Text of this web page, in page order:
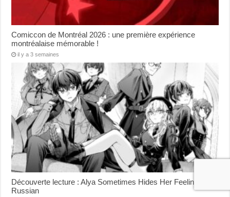
Comiccon de Montréal 2026 : une première expérience
montréalaise mémorable !
il y a 3 semaines
Découverte lecture : Alya Sometimes Hides Her Feeling In
Russian